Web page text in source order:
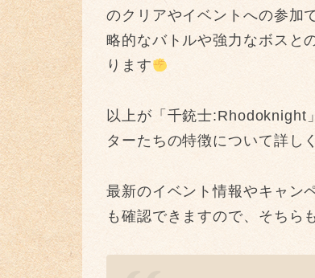
のクリアやイベントへの参加
略的なバトルや強力なボスと
ります
以上が「千銃士:Rhodoknight
ターたちの特徴について詳し
最新のイベント情報やキャン
も確認できますので、そちら